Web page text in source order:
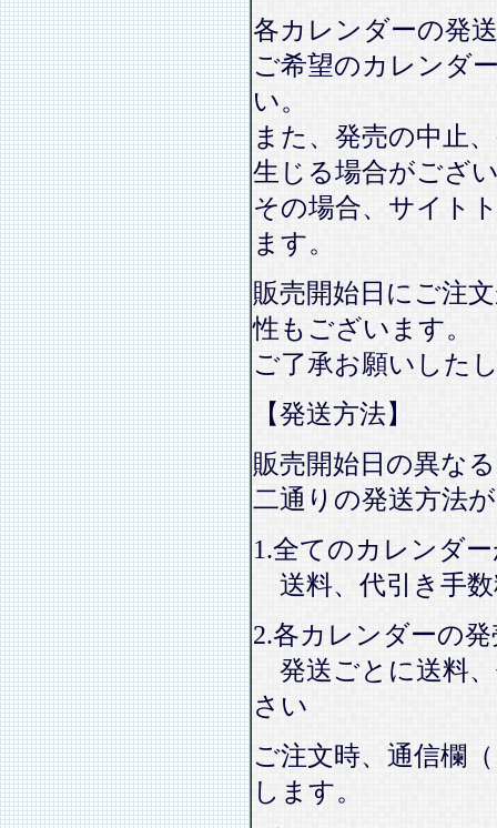
各カレンダーの発
ご希望のカレンダ
い。
また、発売の中止
生じる場合がござ
その場合、サイト
ます。
販売開始日にご注
性もございます。
ご了承お願いした
【発送方法】
販売開始日の異な
二通りの発送方法
1.全てのカレンダ
送料、代引き手
2.各カレンダーの
発送ごとに送料
さい
ご注文時、通信欄
します。